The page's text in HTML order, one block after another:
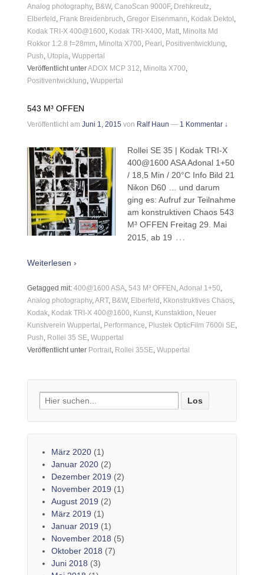
Analog photography, B&W, CanoScan 9000F, Drehkreutz,
Elberfeld , Frank Breidenbruch, Gregor Eisenmann, Kodak Dektol ,
Kodak TRI-X 400@1600, Kodak TRI-X400, Matt, Minolta Md
Rokkor 1:2.8 f=28mm, Minolta X700, Pearl , Positiventwicklung,
Push, Utopia, Wuppertal
Veröffentlicht unterADOX MCP 312, Minolta X700,
Positiventwicklung, Wuppertal
543 M³ OFFEN
Veröffentlicht am Juni 1, 2015 von Ralf Haun — 1 Kommentar ↓
Rollei SE 35 | Kodak TRI-X
400@1600 ASA Adonal 1+50
/ 18,5 Min / 20°C Info Bild 21
Nikon D60 … und darum
ging es: Aufruf zur Teilnahme
am konstruktiven Chaos 543
M³ OFFEN Freitag 29. Mai
2015, ab 19 …
Weiterlesen ›
Getagged mit: 400@1600 ASA, 543 M³ OFFEN ,Adonal 1+50,
Analog photography,ART, B&W, Elberfeld , Kkonstruktives Chaos,
Kodak, Kodak TRI-X 400@1600, Kunst, Kunstaktion, Neuer
Kunstverein Wuppertal , Performance, Plustek OpticFilm 7600i SE,
Push, Rollei 35 SE, Wuppertal
Veröffentlicht unter Portrait, Rollei 35SE, Wuppertal
Search
for:
März 2020 (1)
Januar 2020 (2)
Dezember 2019 (2)
November 2019 (1)
August 2019 (2)
März 2019 (1)
Januar 2019 (1)
November 2018 (5)
Oktober 2018 (7)
Juni 2018 (3)